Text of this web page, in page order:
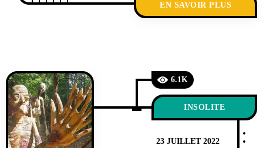
EN SAVOIR PLUS
6.1K
INSOLITE
23 JUILLET 2022